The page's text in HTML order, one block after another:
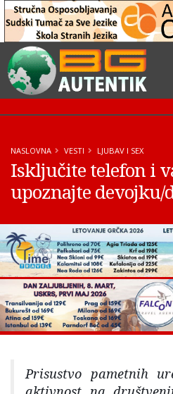
NASLOVNA VESTI LJUBAV I SEX
Isključite telefon i
upoznajte devojku/
Prisustvo pametnih